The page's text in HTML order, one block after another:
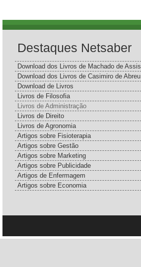
Destaques Netsaber
Download dos Livros de Machado de Assis
Download dos Livros de Casimiro de Abreu
Download de Livros
Livros de Filosofia
Livros de Administração
Livros de Direito
Livros de Agronomia
Artigos sobre Fisioterapia
Artigos sobre Gestão
Artigos sobre Marketing
Artigos sobre Publicidade
Artigos de Enfermagem
Artigos sobre Economia